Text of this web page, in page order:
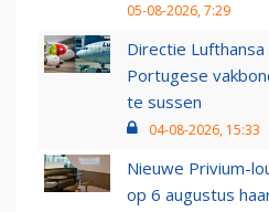
05-08-2026, 7:29
Directie
Portugese
te sussen
04-08-2026, 15:33
Nieuwe Privium-
op 6 augustus